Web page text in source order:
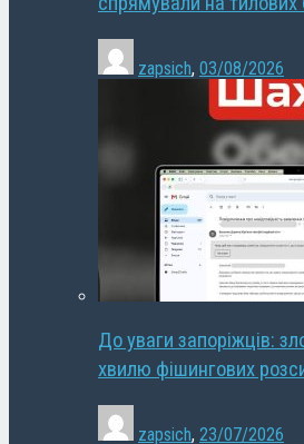
zapsich, 03/08/2026
До уваги запоріжців:
хвилю фішингових
zapsich, 23/07/2026